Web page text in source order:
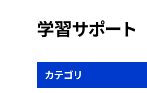
学習サポート
カテゴリ